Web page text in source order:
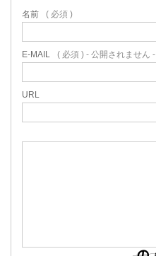
名前 ( 必須 )
E-MAIL ( 必須 ) - 公開されません -
URL